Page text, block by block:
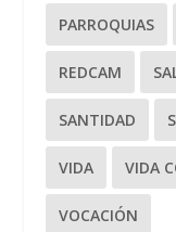
PARROQUIAS
REDCAM
SANTIDAD
VIDA VIDA
VOCACIÓN